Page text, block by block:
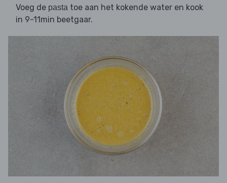
Voeg de pasta toe aan het kokende water en kook
in 9-11min beetgaar.